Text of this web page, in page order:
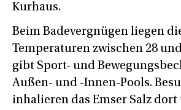
Kurhaus.
Beim Badevergnügen liegen
Temperaturen zwischen 28
gibt Sport- und
Außen- und -Innen-Pools.
inhalieren das Emser Salz dort